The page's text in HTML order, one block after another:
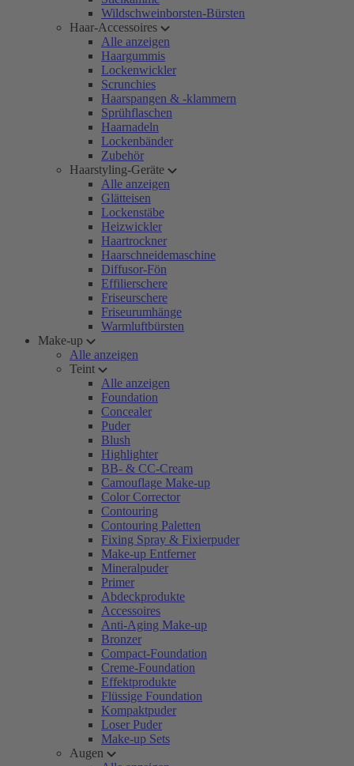
Wildschweinborsten-Bürsten
Haar-Accessoires
Alle anzeigen
Haargummis
Lockenwickler
Scrunchies
Haarspangen & -klammern
Sprühflaschen
Haarnadeln
Lockenbänder
Zubehör
Haarstyling-Geräte
Alle anzeigen
Glätteisen
Lockenstäbe
Heizwickler
Haartrockner
Haarschneidemaschine
Diffusor-Fön
Effilierschere
Friseurschere
Friseurumhänge
Warmluftbürsten
Make-up
Alle anzeigen
Teint
Alle anzeigen
Foundation
Concealer
Puder
Blush
Highlighter
BB- & CC-Cream
Camouflage Make-up
Color Corrector
Contouring
Contouring Paletten
Fixing Spray & Fixierpuder
Make-up Entferner
Mineralpuder
Primer
Abdeckprodukte
Accessoires
Anti-Aging Make-up
Bronzer
Compact-Foundation
Creme-Foundation
Effektprodukte
Flüssige Foundation
Kompaktpuder
Loser Puder
Make-up Sets
Augen